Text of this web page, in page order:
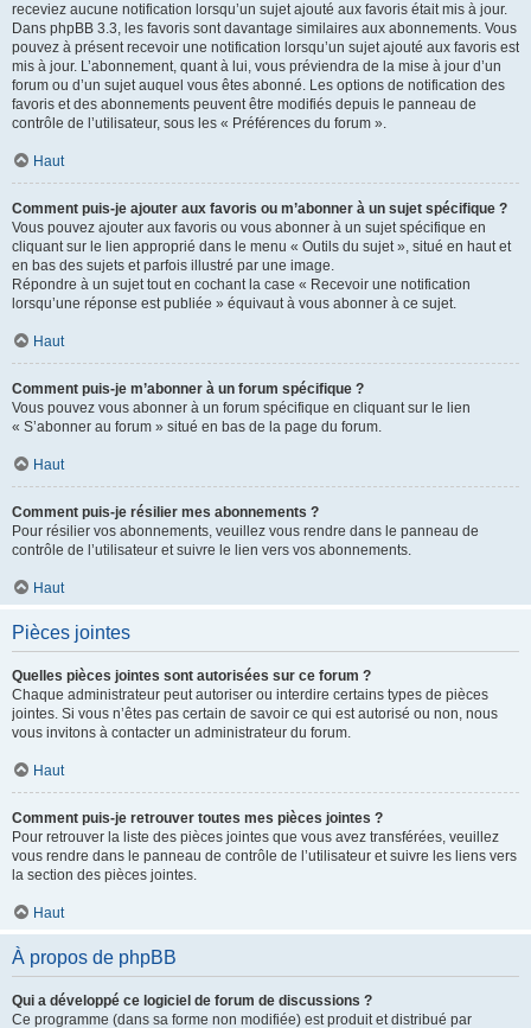
receviez aucune notification lorsqu’un sujet ajouté aux favoris était mis à jour.
Dans phpBB 3.3, les favoris sont davantage similaires aux abonnements. Vous
pouvez à présent recevoir une notification lorsqu’un sujet ajouté aux favoris est
mis à jour. L’abonnement, quant à lui, vous préviendra de la mise à jour d’un
forum ou d’un sujet auquel vous êtes abonné. Les options de notification des
favoris et des abonnements peuvent être modifiés depuis le panneau de
contrôle de l’utilisateur, sous les « Préférences du forum ».
Haut
Comment puis-je ajouter aux favoris ou m’abonner à un sujet spécifique ?
Vous pouvez ajouter aux favoris ou vous abonner à un sujet spécifique en
cliquant sur le lien approprié dans le menu « Outils du sujet », situé en haut et
en bas des sujets et parfois illustré par une image.
Répondre à un sujet tout en cochant la case « Recevoir une notification
lorsqu’une réponse est publiée » équivaut à vous abonner à ce sujet.
Haut
Comment puis-je m’abonner à un forum spécifique ?
Vous pouvez vous abonner à un forum spécifique en cliquant sur le lien
« S’abonner au forum » situé en bas de la page du forum.
Haut
Comment puis-je résilier mes abonnements ?
Pour résilier vos abonnements, veuillez vous rendre dans le panneau de
contrôle de l’utilisateur et suivre le lien vers vos abonnements.
Haut
Pièces jointes
Quelles pièces jointes sont autorisées sur ce forum ?
Chaque administrateur peut autoriser ou interdire certains types de pièces
jointes. Si vous n’êtes pas certain de savoir ce qui est autorisé ou non, nous
vous invitons à contacter un administrateur du forum.
Haut
Comment puis-je retrouver toutes mes pièces jointes ?
Pour retrouver la liste des pièces jointes que vous avez transférées, veuillez
vous rendre dans le panneau de contrôle de l’utilisateur et suivre les liens vers
la section des pièces jointes.
Haut
À propos de phpBB
Qui a développé ce logiciel de forum de discussions ?
Ce programme (dans sa forme non modifiée) est produit et distribué par